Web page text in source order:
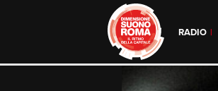
RADIO